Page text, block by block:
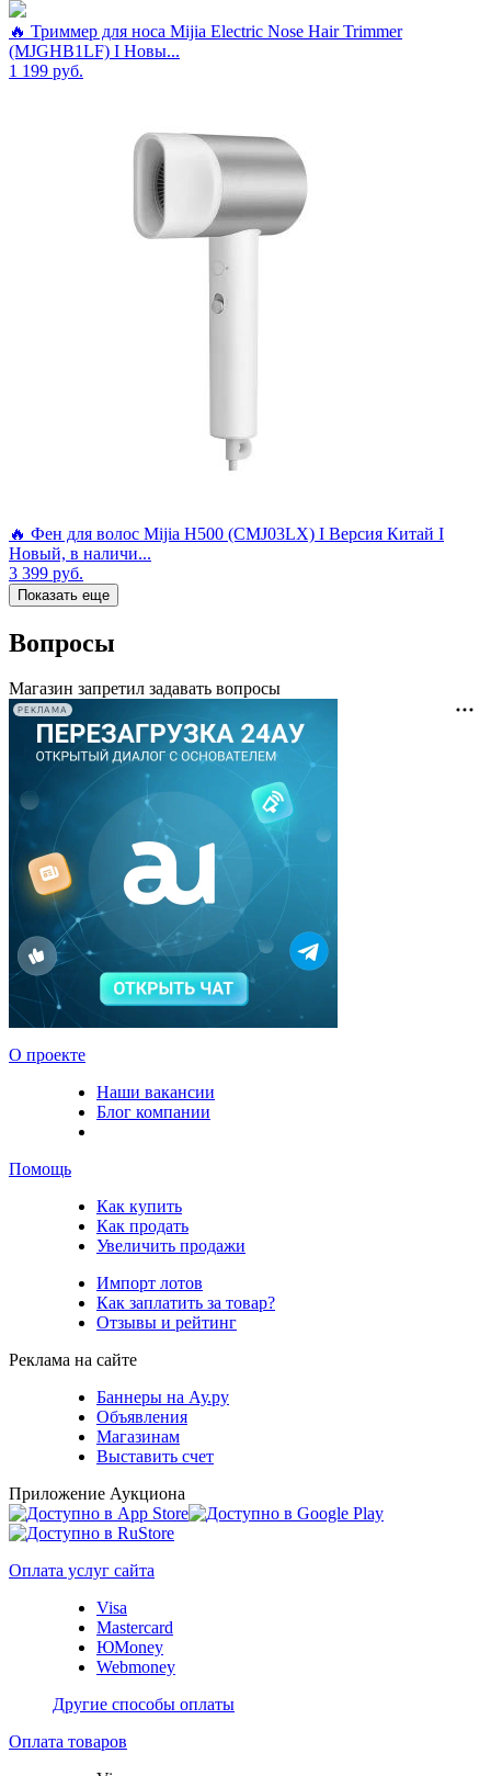
🔥 Триммер для носа Mijia Electric Nose Hair Trimmer
(MJGHB1LF) I Новы...
1 199 руб.
🔥 Фен для волос Mijia H500 (CMJ03LX) I Версия Китай I
Новый, в наличи...
3 399 руб.
Показать еще
Вопросы
Магазин запретил задавать вопросы
РЕКЛАМА
О проекте
Наши вакансии
Блог компании
Помощь
Как купить
Как продать
Увеличить продажи
Импорт лотов
Как заплатить за товар?
Отзывы и рейтинг
Реклама на сайте
Баннеры на Ау.ру
Объявления
Магазинам
Выставить счет
Приложение Аукциона
Оплата услуг сайта
Visa
Mastercard
ЮMoney
Webmoney
Другие способы оплаты
Оплата товаров